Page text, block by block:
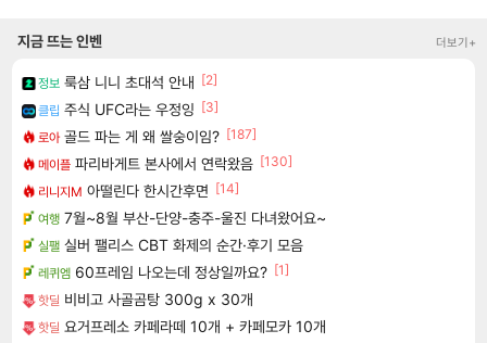
지금 뜨는 인벤 더보기+
정보 룩삼 니니 초대석 안내 [2]
클립 주식 UFC라는 우정잉 [3]
로아 골드 파는 게 왜 쌀숭이임? [187]
메이플 파리바게트 본사에서 연락왔음 [130]
리니지M 아떨린다 한시간후면 [14]
여행 7월~8월 부산-단양-충주-울진 다녀왔어요~
실팰 실버 팰리스 CBT 화제의 순간·후기 모음
레퀴엠 60프레임 나오는데 정상일까요? [1]
핫딜 비비고 사골곰탕 300g x 30개
핫딜 요거프레소 카페라떼 10개 + 카페모카 10개